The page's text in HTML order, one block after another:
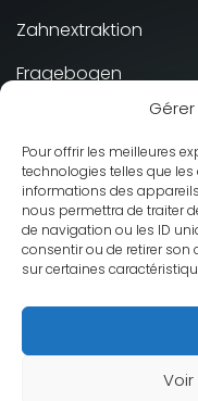
Pour offrir les meilleures
technologies telles que
informations des
nous permettra de traiter
de navigation ou les ID
consentir ou de retirer
sur certaines
Zahnextraktion
Fragebogen
Prothèse supra-
Cabinet Dentaire
2026 - Alle Rechte
Entwurf und
Impressum